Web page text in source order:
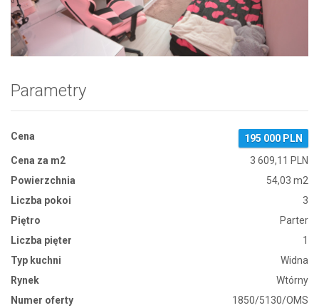
Zdjęcie 1
Parametry
Cena
195 000 PLN
Cena za m2
3 609,11 PLN
Powierzchnia
54,03 m2
Liczba pokoi
3
Piętro
Parter
Liczba pięter
1
Typ kuchni
Widna
Rynek
Wtórny
Numer oferty
1850/5130/OMS